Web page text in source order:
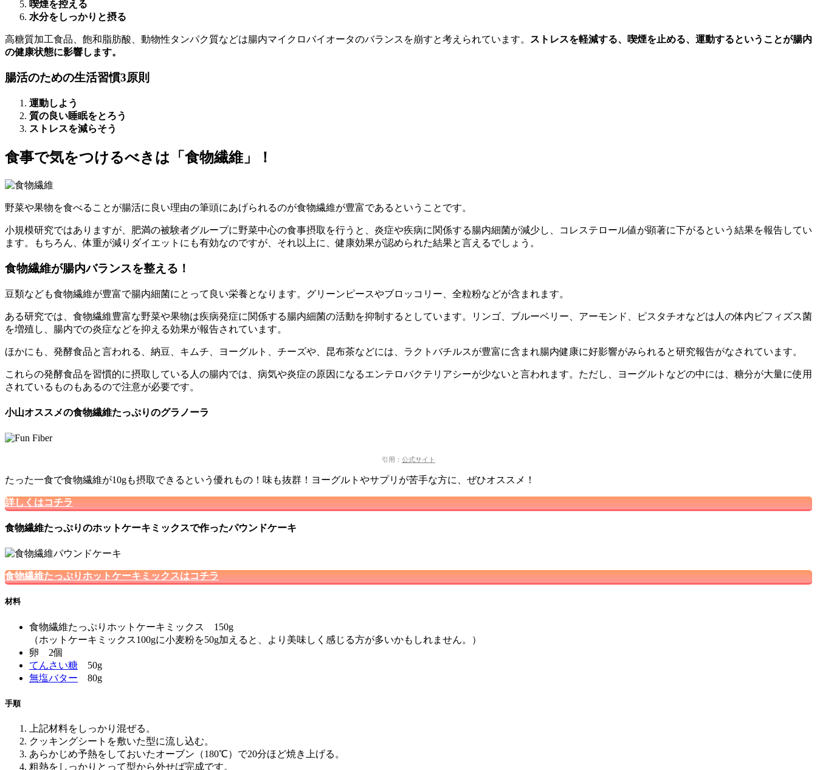
喫煙を控える
水分をしっかりと摂る
高糖質加工食品、飽和脂肪酸、動物性タンパク質などは腸内マイクロバイオータのバランスを崩すと考えられています。
ストレスを軽減する、喫煙を止める、運動するということが腸内
の健康状態に影響します。
腸活のための生活習慣3原則
運動しよう
質の良い睡眠をとろう
ストレスを減らそう
食事で気をつけるべきは「食物繊維」！
野菜や果物を食べることが腸活に良い理由の筆頭にあげられるのが食物繊維が豊富であるということです。
小規模研究ではありますが、肥満の被験者グループに野菜中心の食事摂取を行うと、 炎症や疾病に関係する腸内細菌が減少し、コレステロール値が顕著に下がるという結果を報告してい
ます。もちろん、体重が減りダイエットにも有効なのですが、それ以上に、健康効果が認められた結果と言えるでしょう。
食物繊維が腸内バランスを整える！
豆類なども食物繊維が豊富で腸内細菌にとって良い栄養となります。グリーンピースやブロッコリー、全粒粉などが含まれます。
ある研究では、 食物繊維豊富な野菜や果物は疾病発症に関係する腸内細菌の活動を抑制する としています。
リンゴ、ブルーベリー、アーモンド、ピスタチオなどは人の体内ビフィズス菌
を増殖し、腸内での炎症などを抑える効果が報告されています。
ほかにも、発酵食品と言われる、納豆、キムチ、ヨーグルト、チーズや、昆布茶などには、ラクトバチルスが豊富に含まれ腸内健康に好影響がみられると研究報告がなされています。
これらの発酵食品を習慣的に摂取している人の腸内では、病気や炎症の原因になるエンテロバクテリアシーが少ないと言われます。ただし、ヨーグルトなどの中には、糖分が大量に使用
されているものもあるので注意が必要です。
小山オススメの食物繊維たっぷりのグラノーラ
引用： 公式サイト
たった一食で食物繊維が10gも摂取できる という優れもの！味も抜群！ ヨーグルトやサプリが苦手な方に、ぜひオススメ！
詳しくはコチラ
食物繊維たっぷりのホットケーキミックスで作ったパウンドケーキ
食物繊維たっぷりホットケーキミックスはコチラ
材料
食物繊維たっぷりホットケーキミックス 150g
（ホットケーキミックス100gに小麦粉を50g加えると、より美味しく感じる方が多いかもしれません。）
卵 2個
てんさい糖 50g
無塩バター 80g
手順
上記材料をしっかり混ぜる。
クッキングシートを敷いた型に流し込む。
あらかじめ予熱をしておいたオーブン（180℃）で20分ほど焼き上げる。
粗熱をしっかりとって型から外せば完成です。